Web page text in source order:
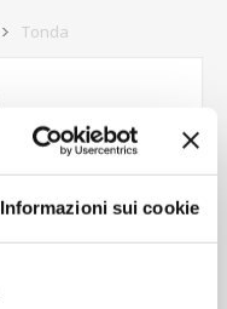
Informazioni sui cookie
Tonda